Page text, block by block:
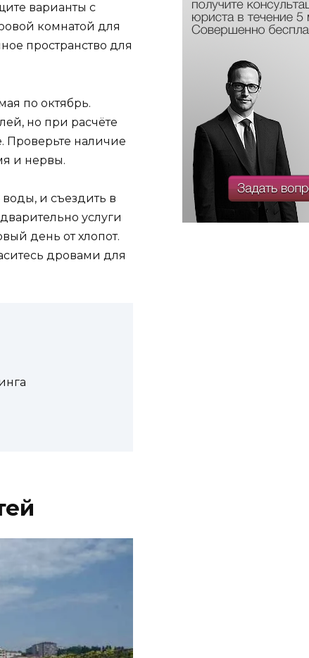
варианты с
комнатой для
пространство для
по октябрь.
но при расчёте
Проверьте наличие
и нервы.
и съездить в
услуги
день от хлопот.
дровами для